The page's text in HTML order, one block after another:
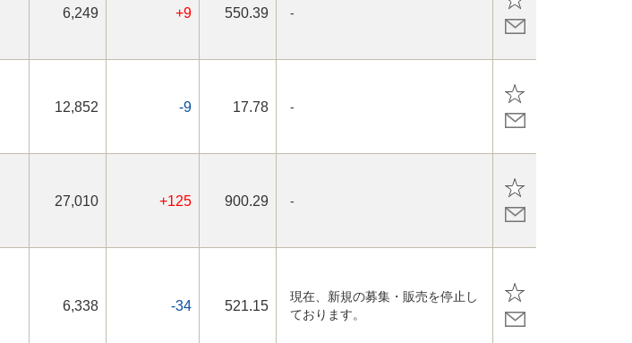
6,249 +9 550.39 -
12,852 -9 17.78 -
27,010 +125 900.29 -
6,338 -34 521.15
現在、新規の募集・販売を停止し
ております。